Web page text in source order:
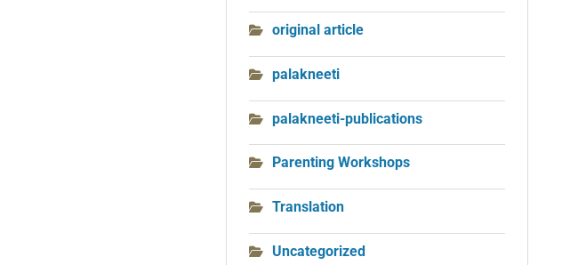
original article
palakneeti
palakneeti-publications
Parenting Workshops
Translation
Uncategorized